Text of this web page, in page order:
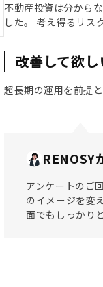
不動産投資は分から
した。 考え得るリス
改善して欲
超長期の運用を前提
RENOSY
アンケートのご
のイメージを変
面でもしっかり